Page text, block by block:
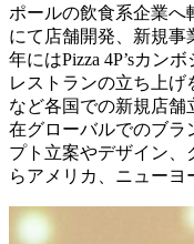
ポールの飲食系企業へ
にて店舗開発、新規事
年にはPizza 4P’sカン
レストランの立ち上
など各国での新規店舗
在グローバルでのブラ
プト立案やデザイン、
らアメリカ、ニューヨ